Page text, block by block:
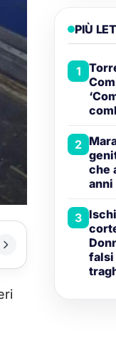
PIÙ
1
2
che
anni
3
falsi